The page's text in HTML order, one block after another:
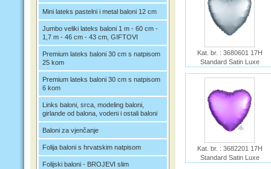
Mini lateks pastelni i metal baloni 12 cm
Jumbo veliki lateks baloni 1 m - 60 cm -
1,7 m - 46 cm - 43 cm, GIFTOVI
Premium lateks baloni 30 cm s natpisom
25 kom
Premium lateks baloni 30 cm s natpisom
6 kom
Links baloni, srca, modeling baloni,
girlande od balona, vodeni i ostali baloni
Baloni za vjenčanje
Folija baloni s hrvatskim natpisom
Folijski baloni - BROJEVI slim
Kat. br. : 3680601 17H
Standard Satin Luxe
Ime :
Kat. br. : 3682201 17H
Standard Satin Luxe